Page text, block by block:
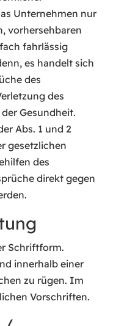
Unternehmen nur
vorhersehbaren
fahrlässig
es handelt sich
des
des
Gesundheit.
Abs. 1 und 2
gesetzlichen
des
direkt gegen
Schriftform.
innerhalb einer
zu rügen. Im
Vorschriften.